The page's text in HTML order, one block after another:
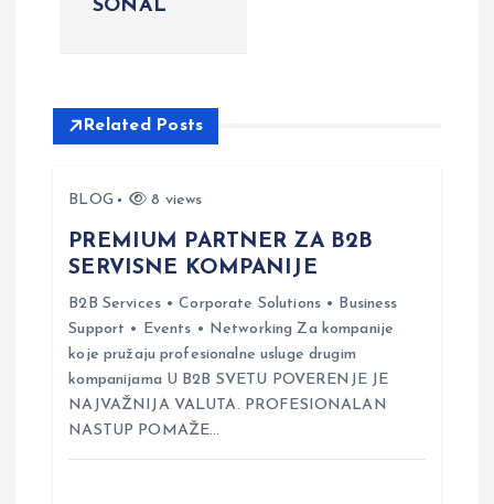
SONAL
Related Posts
BLOG 8 views
PREMIUM PARTNER ZA B2B
SERVISNE KOMPANIJE
B2B Services • Corporate Solutions • Business
Support • Events • Networking Za kompanije
koje pružaju profesionalne usluge drugim
kompanijama U B2B SVETU POVERENJE JE
NAJVAŽNIJA VALUTA. PROFESIONALAN
NASTUP POMAŽE…